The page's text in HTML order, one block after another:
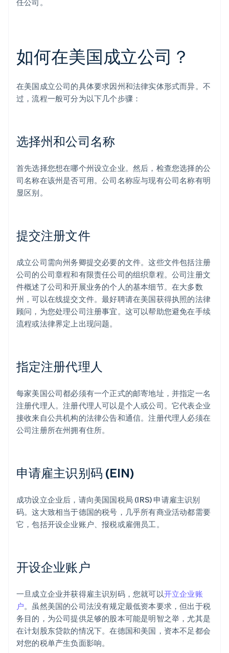
任公司。
如何在美国成立公司？
在美国成立公司的具体要求因州和法律实体形式而异。不
过，流程一般可分为以下几个步骤：
选择州和公司名称
首先选择您想在哪个州设立企业。然后，检查您选择的公
司名称在该州是否可用。公司名称应与现有公司名称有明
显区别。
提交注册文件
成立公司需向州务卿提交必要的文件。这些文件包括注册
公司的公司章程和有限责任公司的组织章程。公司注册文
件概述了公司和开展业务的个人的基本细节。在大多数
州，可以在线提交文件。最好聘请在美国获得执照的法律
顾问，为您处理公司注册事宜。这可以帮助您避免在手续
流程或法律界定上出现问题。
指定注册代理人
每家美国公司都必须有一个正式的邮寄地址，并指定一名
注册代理人。注册代理人可以是个人或公司。它代表企业
接收来自公共机构的法律公告和通信。注册代理人必须在
公司注册所在州拥有住所。
申请雇主识别码 (EIN)
成功设立企业后，请向美国国税局 (IRS) 申请雇主识别
码。这大致相当于德国的税号，几乎所有商业活动都需要
它，包括开设企业账户、报税或雇佣员工。
开设企业账户
一旦成立企业并获得雇主识别码，您就可以开立企业账
户。虽然美国的公司法没有规定最低资本要求，但出于税
务目的，为公司提供足够的股本可能是明智之举，尤其是
在计划股东贷款的情况下。在德国和美国，资本不足都会
对您的税单产生负面影响。